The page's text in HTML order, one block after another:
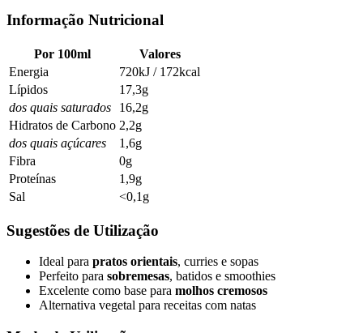
Informação Nutricional
Por 100ml
Valores
Energia
720kJ / 172kcal
Lípidos
17,3g
dos quais saturados
16,2g
Hidratos de Carbono 2,2g
dos quais açúcares
1,6g
Fibra
0g
Proteínas
1,9g
Sal
<0,1g
Sugestões de Utilização
Ideal para pratos orientais, curries e sopas
Perfeito para sobremesas, batidos e smoothies
Excelente como base para molhos cremosos
Alternativa vegetal para receitas com natas